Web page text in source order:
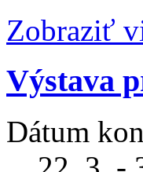
Zobraziť
Výstava
Dátum